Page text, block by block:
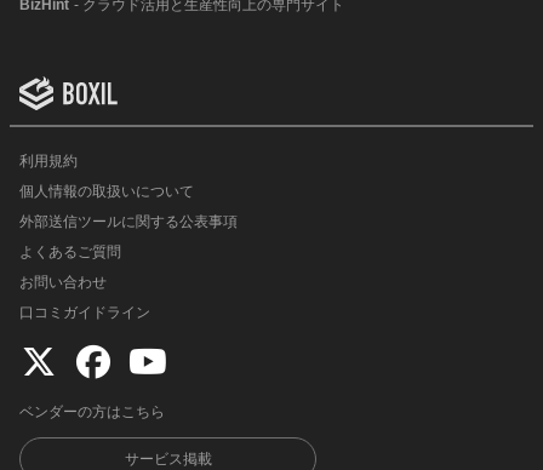
BizHint - クラウド活用と生産性向上の専門サイト
利用規約
個人情報の取扱いについて
外部送信ツールに関する公表事項
よくあるご質問
お問い合わせ
口コミガイドライン
ベンダーの方はこちら
サービス掲載